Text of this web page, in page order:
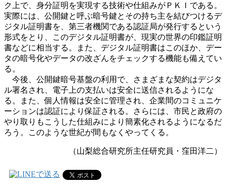
ク上で、身分証明を実現する技術や仕組みがＰＫＩである。
実際には、公開鍵と呼ぶ暗号鍵とその持ち主を結びつけるデ
ジタル証明書を、第三者機関である認証局が発行するという
形式をとり、このデジタル証明書が、現実の世界の印鑑証明
書などに相当する。また、デジタル証明書はこのほか、デー
タの暗号化やデータの改ざんをチェックする機能も備えてい
る。
今後、公開鍵暗号基盤の利用で、さまざまな契約はデジタ
ル署名され、電子上の支払いは安全に送信されるようにな
る。また、個人情報は安全に管理され、企業間のコミュニケ
ーションは認証により保証される。さらには、市民と政府の
やり取りもこうした仕組みにより簡素化されるようになるだ
ろう。このような世紀が間もなくやってくる。
（山梨総合研究所主任研究員・窪田洋二）